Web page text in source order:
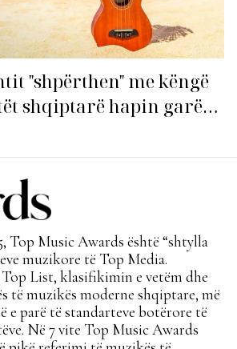
"shpërthen" me këngë
shqiptarë hapin garën
Top Music Awards është “shtylla
muzikore të Top Media.
List, klasifikimin e vetëm dhe
të muzikës moderne shqiptare, më
e parë të standarteve botërore të
Në 7 vite Top Music Awards